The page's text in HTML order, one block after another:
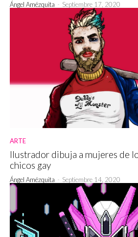
Ángel Amézquita - Septiembre 17, 2020
ARTE
Ilustrador dibuja a mujeres de
chicos gay
Ángel Amézquita - Septiembre 14, 2020